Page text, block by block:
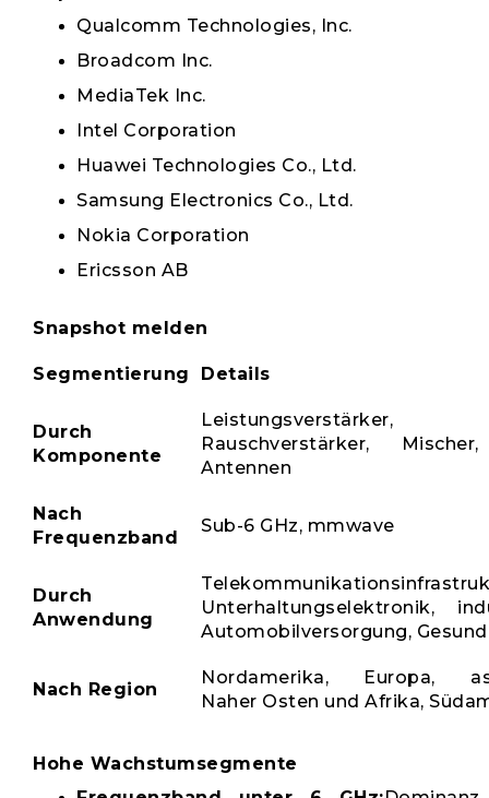
Qualcomm Technologies, Inc.
Broadcom Inc.
MediaTek Inc.
Intel Corporation
Huawei Technologies Co., Ltd.
Samsung Electronics Co., Ltd.
Nokia Corporation
Ericsson AB
Snapshot melden
Segmentierung Details
Durch
Komponente
Rauschverstärker,
Antennen
Nach
Frequenzband
Sub-6 GHz, mmwave
Durch
Anwendung
Unterhaltungselektronik,
Automobilversorgung,
Nach Region
Nordamerika, Europa,
Naher Osten und Afrika,
Hohe Wachstumsegmente